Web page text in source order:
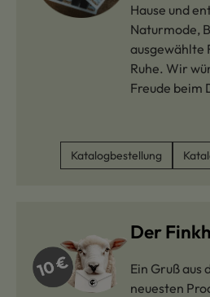
Hause und
Naturmode,
ausgewählte
Ruhe. Wir
Freude beim
Katalogbestellung
Der
Ein Gruß aus
neuesten